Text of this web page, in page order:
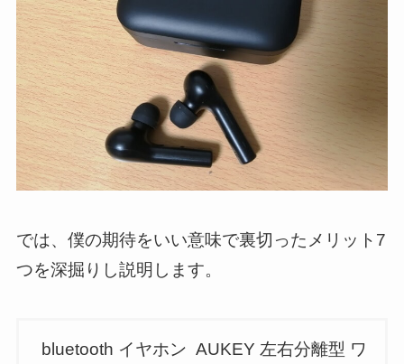
では、僕の期待をいい意味で裏切ったメリット7
つを深掘りし説明します。
bluetooth イヤホン AUKEY 左右分離型 ワ